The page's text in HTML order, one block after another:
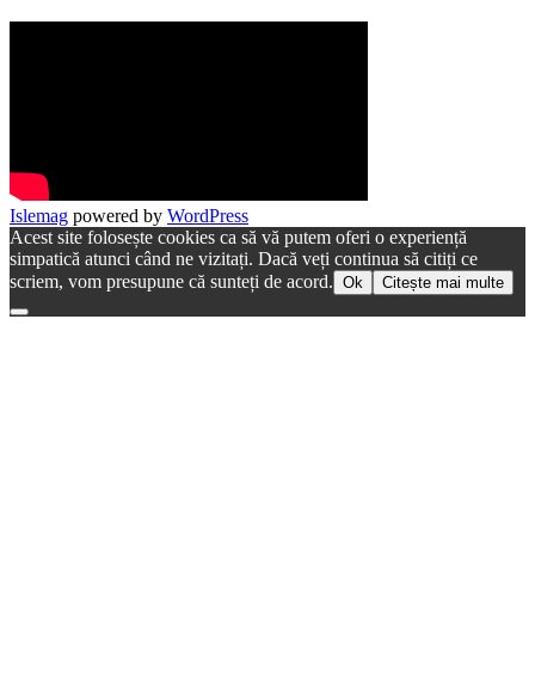
Islemag powered by WordPress
Acest site folosește cookies ca să vă putem oferi o experiență
simpatică atunci când ne vizitați. Dacă veți continua să citiți ce
scriem, vom presupune că sunteți de acord. Ok Citește mai multe